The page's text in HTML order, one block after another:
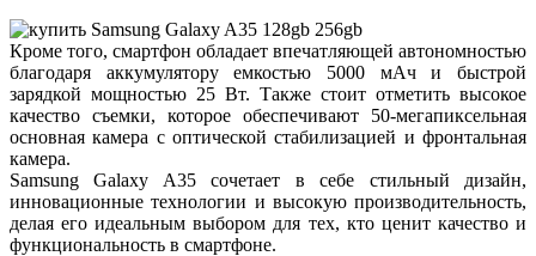
Кроме того, смартфон обладает впечатляющей автономностью
благодаря аккумулятору емкостью 5000 мАч и быстрой
зарядкой мощностью 25 Вт. Также стоит отметить высокое
качество съемки, которое обеспечивают 50-мегапиксельная
основная камера с оптической стабилизацией и фронтальная
камера.
Samsung Galaxy A35 сочетает в себе стильный дизайн,
инновационные технологии и высокую производительность,
делая его идеальным выбором для тех, кто ценит качество и
функциональность в смартфоне.